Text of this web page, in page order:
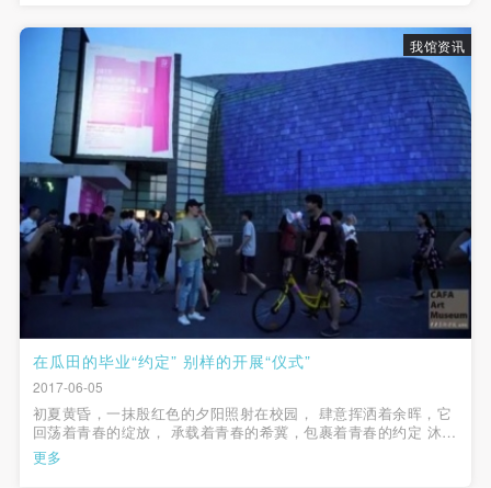
我馆资讯
在瓜田的毕业“约定” 别样的开展“仪式”
2017-06-05
初夏黄昏，一抹殷红色的夕阳照射在校园， 肆意挥洒着余晖，它
回荡着青春的绽放， 承载着青春的希冀，包裹着青春的约定 沐浴
着落日的清爽与和煦的微风 中央美术学院2017本科生毕业作品展
如约而至 全方位地展示了毕业生在艺术探索中的积累与成果 在积
更多
验证码
登录
可使用雅昌艺术网会员账户登录
四、许可使用费用
带有甲方肖像作品的拍摄费用由乙方承担。
乙方于拍摄完带有甲方肖像的作品无需支付甲方任何
费用。
附则
（1）、本协议未尽事宜，经双方友好协商后可作为
本协议的补充协议，并不得违反相关法律法规规定。
（2）、本协议自甲乙双方签字（盖章）、勾选之日
起生效。
（3）、本协议包括纸质档和电子档，纸质档—式二
份，甲乙双方各执一份，均具有同等法律效力。
活动参与者意味着接受并承担本协议的全部义务，未
同意者意味着放弃参加此次活动的权利。凡参加这次
活动前，必须事先与自己的家属沟通，取得家属同
意，同时知晓并同意本免责声明。参加者签名/勾选
四、许可使用费用
带有甲方肖像作品的拍摄费用由乙方承担。
乙方于拍摄完带有甲方肖像的作品无需支付甲方任何
费用。
附则
（1）、本协议未尽事宜，经双方友好协商后可作为
本协议的补充协议，并不得违反相关法律法规规定。
（2）、本协议自甲乙双方签字（盖章）、勾选之日
起生效。
（3）、本协议包括纸质档和电子档，纸质档—式二
份，甲乙双方各执一份，均具有同等法律效力。
活动参与者意味着接受并承担本协议的全部义务，未
同意者意味着放弃参加此次活动的权利。凡参加这次
活动前，必须事先与自己的家属沟通，取得家属同
意，同时知晓并同意本免责声明。参加者签名/勾选
四、许可使用费用
带有甲方肖像作品的拍摄费用由乙方承担。
乙方于拍摄完带有甲方肖像的作品无需支付甲方任何
费用。
附则
（1）、本协议未尽事宜，经双方友好协商后可作为
本协议的补充协议，并不得违反相关法律法规规定。
（2）、本协议自甲乙双方签字（盖章）、勾选之日
起生效。
（3）、本协议包括纸质档和电子档，纸质档—式二
份，甲乙双方各执一份，均具有同等法律效力。
活动参与者意味着接受并承担本协议的全部义务，未
同意者意味着放弃参加此次活动的权利。凡参加这次
活动前，必须事先与自己的家属沟通，取得家属同
意，同时知晓并同意本免责声明。参加者签名/勾选